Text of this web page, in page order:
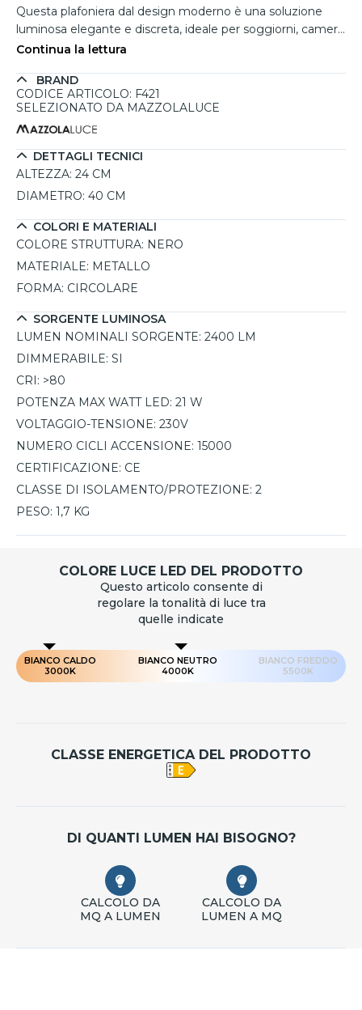
Questa plafoniera dal design moderno è una soluzione
luminosa elegante e discreta, ideale per soggiorni, camere
da letto, corridoi o uffici. La struttura circolare in metallo
raffinato che si integra facilmente in ambienti minimal e
moderni. Il diffusore ad anello da 40 cm distribuisce la luce
e funzionale. Il LED integrato garantisce efficienza
energetica e lunga durata, mentre la possibilità di regolare
luminosità e temperatura della luce permette di adattare
l'atmosfera luminosa alle diverse esigenze quotidiane.
Continua la lettura
BRAND
CODICE ARTICOLO: F421
SELEZIONATO DA MAZZOLALUCE
DETTAGLI TECNICI
ALTEZZA: 24 CM
DIAMETRO: 40 CM
COLORI E MATERIALI
COLORE STRUTTURA: NERO
MATERIALE: METALLO
FORMA: CIRCOLARE
SORGENTE LUMINOSA
LUMEN NOMINALI SORGENTE: 2400 LM
DIMMERABILE: SI
CRI: >80
POTENZA MAX WATT LED: 21 W
VOLTAGGIO-TENSIONE: 230V
NUMERO CICLI ACCENSIONE: 15000
CERTIFICAZIONE: CE
CLASSE DI ISOLAMENTO/PROTEZIONE: 2
PESO: 1,7 KG
COLORE LUCE LED DEL PRODOTTO
Questo articolo consente di
regolare la tonalità di luce tra
quelle indicate
BIANCO CALDO
3000K
BIANCO NEUTRO
4000K
BIANCO FREDDO
5500K
CLASSE ENERGETICA DEL PRODOTTO
DI QUANTI LUMEN HAI BISOGNO?
CALCOLO DA
MQ A LUMEN
CALCOLO DA
LUMEN A MQ